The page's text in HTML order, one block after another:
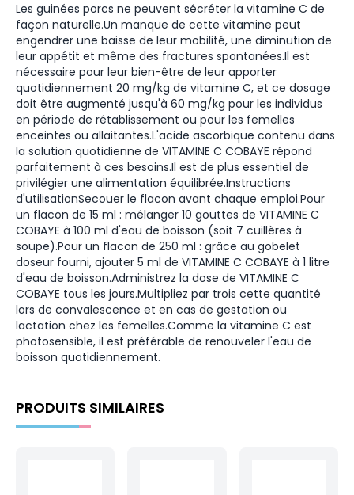
Les guinées porcs ne peuvent sécréter la vitamine C de
façon naturelle.Un manque de cette vitamine peut
engendrer une baisse de leur mobilité, une diminution de
leur appétit et même des fractures spontanées.Il est
nécessaire pour leur bien-être de leur apporter
quotidiennement 20 mg/kg de vitamine C, et ce dosage
doit être augmenté jusqu'à 60 mg/kg pour les individus
en période de rétablissement ou pour les femelles
enceintes ou allaitantes.L'acide ascorbique contenu dans
la solution quotidienne de VITAMINE C COBAYE répond
parfaitement à ces besoins.Il est de plus essentiel de
privilégier une alimentation équilibrée.Instructions
d'utilisationSecouer le flacon avant chaque emploi.Pour
un flacon de 15 ml : mélanger 10 gouttes de VITAMINE C
COBAYE à 100 ml d'eau de boisson (soit 7 cuillères à
soupe).Pour un flacon de 250 ml : grâce au gobelet
doseur fourni, ajouter 5 ml de VITAMINE C COBAYE à 1 litre
d'eau de boisson.Administrez la dose de VITAMINE C
COBAYE tous les jours.Multipliez par trois cette quantité
lors de convalescence et en cas de gestation ou
lactation chez les femelles.Comme la vitamine C est
photosensible, il est préférable de renouveler l'eau de
boisson quotidiennement.
PRODUITS SIMILAIRES